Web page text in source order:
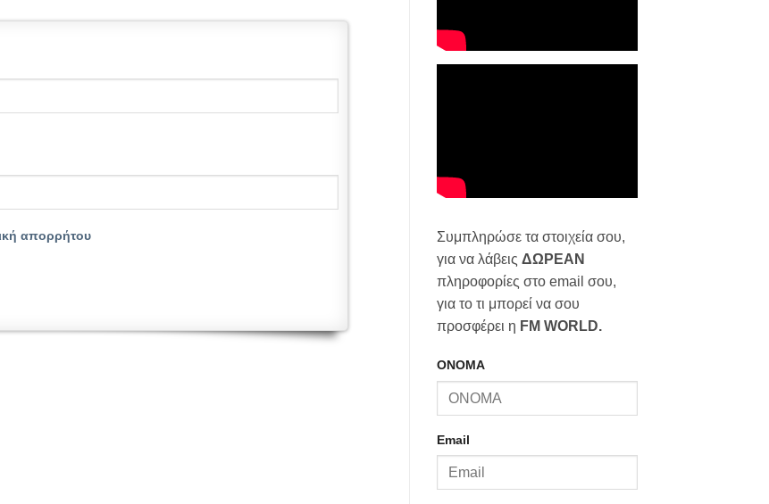
απορρήτου
Συμπληρώσε τα στοιχεία σου,
για να λάβεις ΔΩΡΕΑΝ
πληροφορίες στο email σου,
για το τι μπορεί να σου
προσφέρει η FM WORLD.
ΟΝΟΜΑ
Email